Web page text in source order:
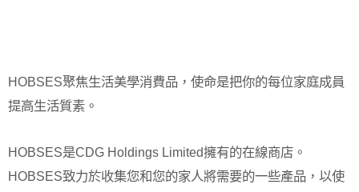
HOBSES聚焦生活美學消費品，使命是把你的每位家庭成員
提高生活質素。
HOBSES是CDG Holdings Limited擁有的在線商店。
HOBSES致力於收集您和您的家人將需要的一些產品，以使